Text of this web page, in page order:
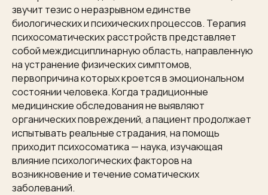
звучит тезис о неразрывном единстве
биологических и психических процессов. Терапия
психосоматических расстройств представляет
собой междисциплинарную область, направленную
на устранение физических симптомов,
первопричина которых кроется в эмоциональном
состоянии человека. Когда традиционные
медицинские обследования не выявляют
органических повреждений, а пациент продолжает
испытывать реальные страдания, на помощь
приходит психосоматика — наука, изучающая
влияние психологических факторов на
возникновение и течение соматических
заболеваний.